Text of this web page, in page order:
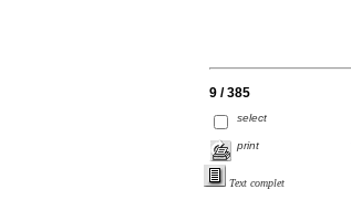
9 / 385
select
print
Text complet